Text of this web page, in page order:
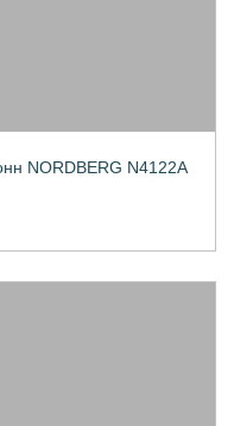
NORDBERG N4122A